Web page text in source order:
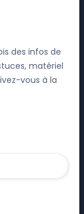
des infos de
matériel
vous à la